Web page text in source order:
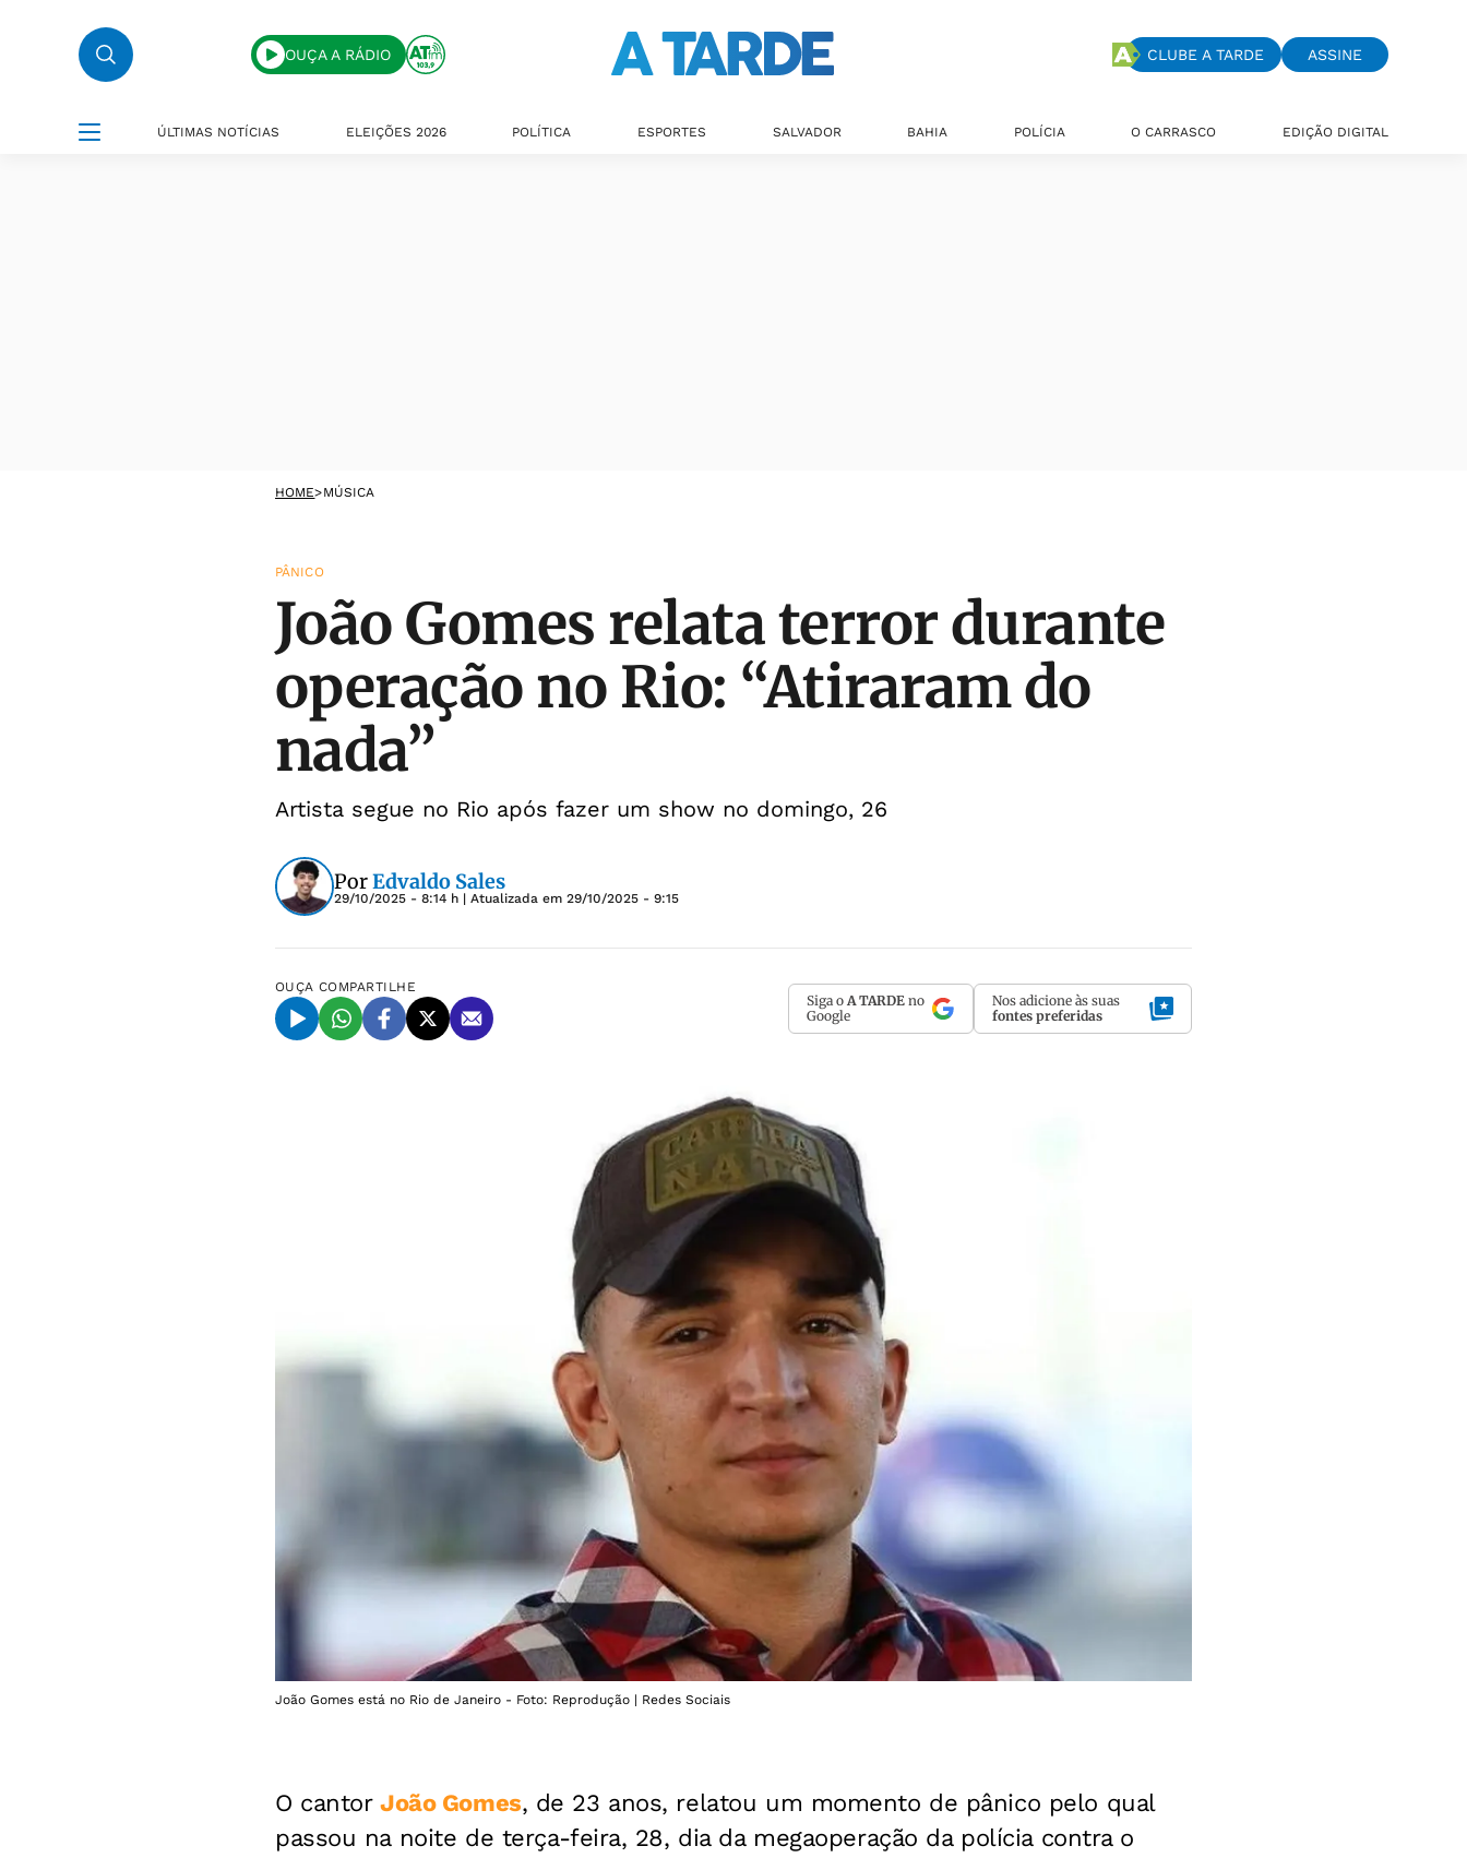
OUÇA A RÁDIO CLUBE A TARDE ASSINE
ÚLTIMAS NOTÍCIAS ELEIÇÕES 2026 POLÍTICA ESPORTES SALVADOR BAHIA POLÍCIA O CARRASCO EDIÇÃO DIGITAL
HOME>MÚSICA
PÂNICO
João Gomes relata terror durante
operação no Rio: “Atiraram do
nada”
Artista segue no Rio após fazer um show no domingo, 26
PorEdvaldo Sales
29/10/2025 - 8:14 h | Atualizada em 29/10/2025 - 9:15
OUÇA COMPARTILHE
Siga o A TARDE no
Google
Nos adicione às suas
fontes preferidas
João Gomes está no Rio de Janeiro - Foto: Reprodução | Redes Sociais
O cantorJoão Gomes, de 23 anos, relatou um momento de pânico pelo qual
passou na noite de terça-feira, 28, dia da megaoperação da polícia contra o